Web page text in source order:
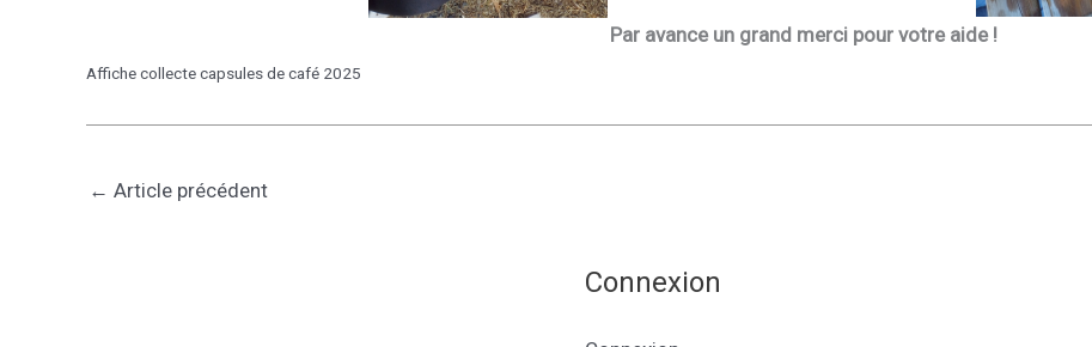
Par avance un grand merci pour votre aide !
Affiche collecte capsules de café 2025
← Article précédent
Connexion